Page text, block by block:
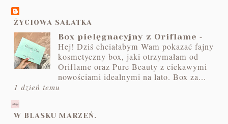
ŻYCIOWA SAŁATKA
Box pielęgnacyjny z Oriflame -
Hej! Dziś chciałabym Wam pokazać fajny
kosmetyczny box, jaki otrzymałam od
Oriflame oraz Pure Beauty z ciekawymi
nowościami idealnymi na lato. Box za...
1 dzień temu
W BLASKU MARZEŃ.